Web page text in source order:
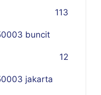
113
buncit
12
jakarta